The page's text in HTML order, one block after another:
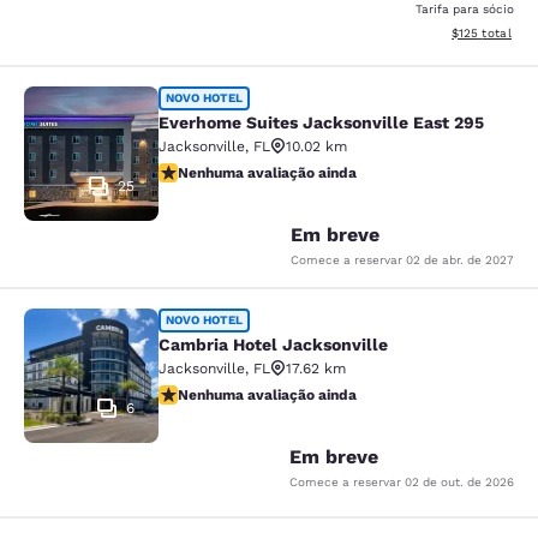
Tarifa para sócio
Exibir
$125 total
Everhome Suites Jacksonville East
25
NOVO HOTEL
Everhome Suites Jacksonville East 295
Jacksonville, FL
10.02 km
Nenhuma avaliação ainda
Nenhuma avaliação ainda
Em breve
Comece a reservar 02 de abr. de 2027
Cambria Hotel Jacksonville
6
NOVO HOTEL
Cambria Hotel Jacksonville
Jacksonville, FL
17.62 km
Nenhuma avaliação ainda
Nenhuma avaliação ainda
Em breve
Comece a reservar 02 de out. de 2026